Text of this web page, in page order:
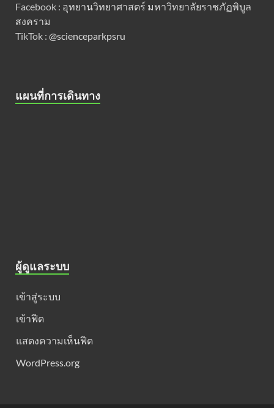
Facebook : อุทยานวิทยาศาสตร์ มหาวิทยาลัยราชภัฏพิบูล
สงคราม
TikTok : @scienceparkpsru
แผนที่การเดินทาง
ผู้ดูแลระบบ
เข้าสู่ระบบ
เข้าฟีด
แสดงความเห็นฟีด
WordPress.org